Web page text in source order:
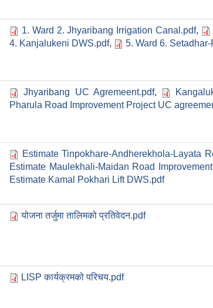
1. Ward 2. Jhyaribang Irrigation Canal.pdf,
4. Kanjalukeni DWS.pdf, 5. Ward 6.
Jhyaribang UC Agremeent.pdf,
Pharula Road Improvement Project UC
Estimate Tinpokhare-Andherekhola-Layata
Estimate Maulekhali-Maidan Road
Estimate Kamal Pokhari Lift DWS.pdf
योजना तर्जुमा तालिमको प्रतिवेदन.pdf
LISP कार्यक्रमको परिचय.pdf